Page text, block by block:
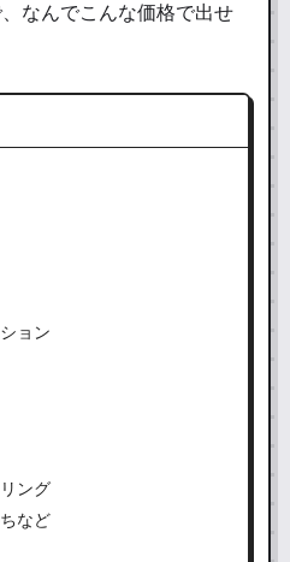
なんでこんな価格で出せ
ョン
ング
など